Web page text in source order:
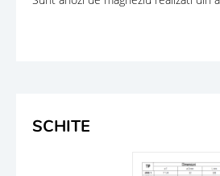
SCHITE